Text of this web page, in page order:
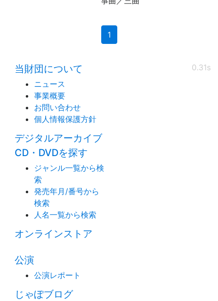
1(current)
0.31s
当財団について
ニュース
事業概要
お問い合わせ
個人情報保護方針
デジタルアーカイブ
CD・DVDを探す
ジャンル一覧から検
索
発売年月/番号から
検索
人名一覧から検索
オンラインストア
公演
公演レポート
じゃぽブログ